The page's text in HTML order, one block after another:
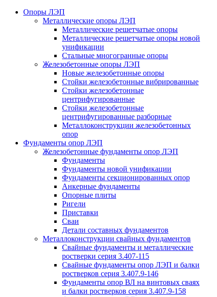
Опоры ЛЭП
Металлические опоры ЛЭП
Металлические решетчатые опоры
Металлические решетчатые опоры новой
унификации
Стальные многогранные опоры
Железобетонные опоры ЛЭП
Новые железобетонные опоры
Стойки железобетонные вибрированные
Стойки железобетонные
центрифугированные
Стойки железобетонные
центрифугированные разборные
Металлоконструкции железобетонных
опор
Фундаменты опор ЛЭП
Железобетонные фундаменты опор ЛЭП
Фундаменты
Фундаменты новой унификации
Фундаменты секционированных опор
Анкерные фундаменты
Опорные плиты
Ригели
Приставки
Сваи
Детали составных фундаментов
Металлоконструкции свайных фундаментов
Свайные фундаменты и металлические
ростверки серия 3.407-115
Свайные фундаменты опор ЛЭП и балки
ростверков серия 3.407.9-146
Фундаменты опор ВЛ на винтовых сваях
и балки ростверков серия 3.407.9-158